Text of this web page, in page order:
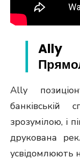
Ally
зрозумілою, і
друкована
усвідомлюють